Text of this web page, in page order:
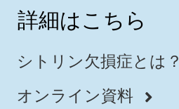
詳細はこちら
シトリン欠損症とは？
オンライン資料